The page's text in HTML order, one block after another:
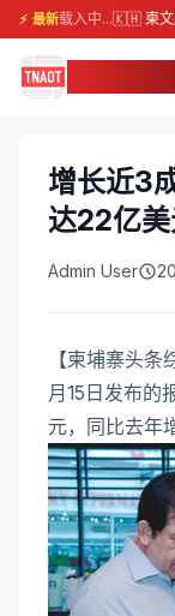
⚡ 最新载入中...🇰🇭 柬文
增长近3
达22亿美
Admin User
【柬埔寨头
月15日发布的
元，同比去年